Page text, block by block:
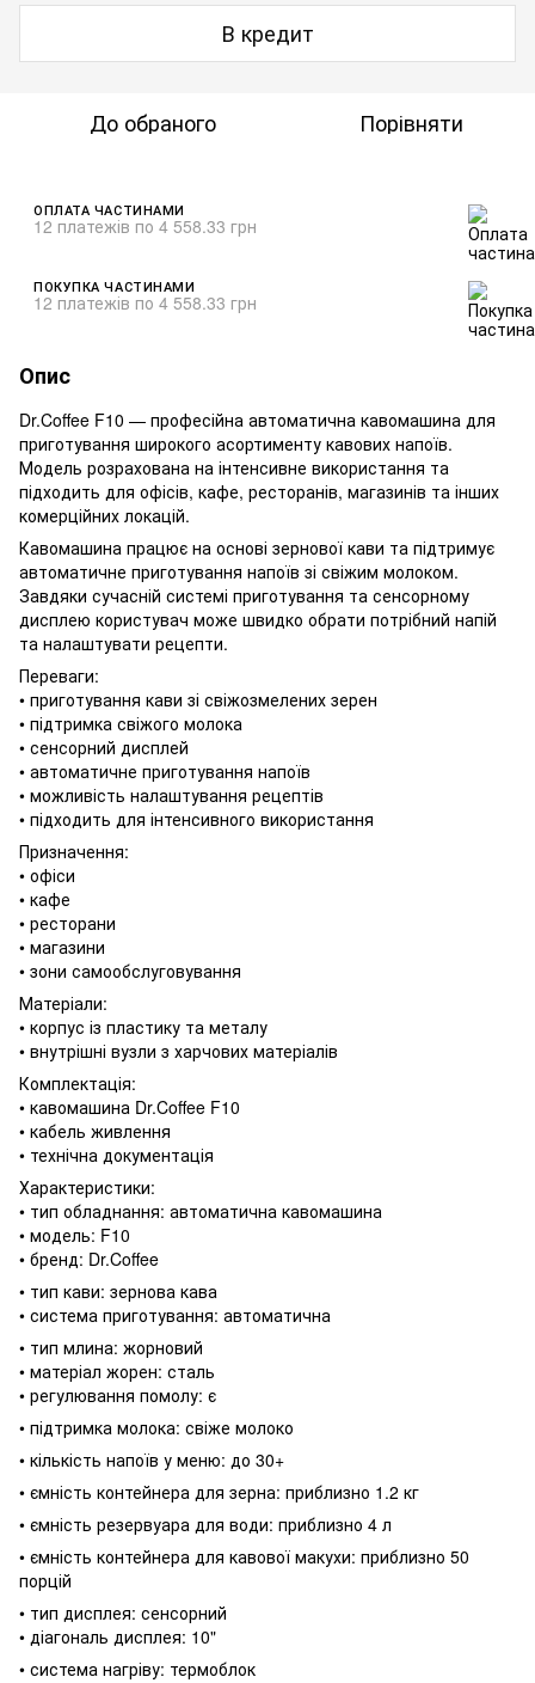
В кредит
До обраного Порівняти
ОПЛАТА ЧАСТИНАМИ
12 платежів по 4 558.33 грн
ПОКУПКА ЧАСТИНАМИ
12 платежів по 4 558.33 грн
Опис
Dr.Coffee F10 — професійна автоматична кавомашина для
приготування широкого асортименту кавових напоїв.
Модель розрахована на інтенсивне використання та
підходить для офісів, кафе, ресторанів, магазинів та інших
комерційних локацій.
Кавомашина працює на основі зернової кави та підтримує
автоматичне приготування напоїв зі свіжим молоком.
Завдяки сучасній системі приготування та сенсорному
дисплею користувач може швидко обрати потрібний напій
та налаштувати рецепти.
Переваги:
• приготування кави зі свіжозмелених зерен
• підтримка свіжого молока
• сенсорний дисплей
• автоматичне приготування напоїв
• можливість налаштування рецептів
• підходить для інтенсивного використання
Призначення:
• офіси
• кафе
• ресторани
• магазини
• зони самообслуговування
Матеріали:
• корпус із пластику та металу
• внутрішні вузли з харчових матеріалів
Комплектація:
• кавомашина Dr.Coffee F10
• кабель живлення
• технічна документація
Характеристики:
• тип обладнання: автоматична кавомашина
• модель: F10
• бренд: Dr.Coffee
• тип кави: зернова кава
• система приготування: автоматична
• тип млина: жорновий
• матеріал жорен: сталь
• регулювання помолу: є
• підтримка молока: свіже молоко
• кількість напоїв у меню: до 30+
• ємність контейнера для зерна: приблизно 1.2 кг
• ємність резервуара для води: приблизно 4 л
• ємність контейнера для кавової макухи: приблизно 50
порцій
• тип дисплея: сенсорний
• діагональ дисплея: 10"
• система нагріву: термоблок